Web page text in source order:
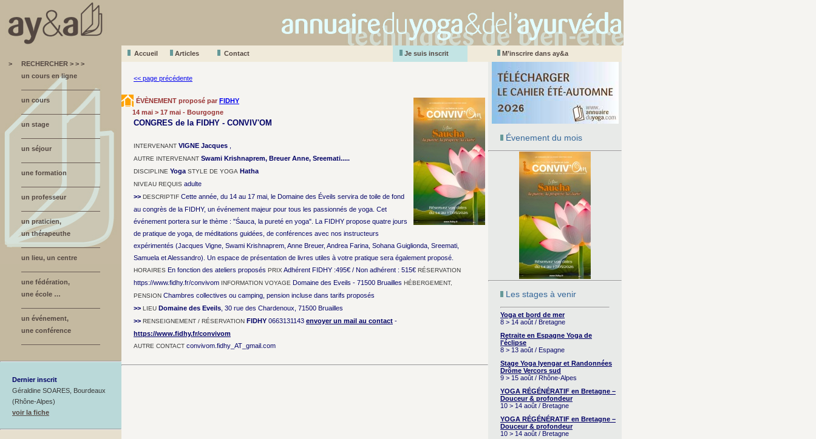
Accueil Articles Contact Je suis inscrit
M’inscrire dans ay&a
>
RECHERCHER > > >
un cours en ligne
un cours
un stage
un séjour
une formation
un professeur
un praticien,
un thérapeuthe
un lieu, un centre
une fédération,
une école …
un événement,
une conférence
Dernier inscrit
Géraldine SOARES, Bourdeaux
(Rhône-Alpes)
voir la fiche
Évenement du mois
Les stages à venir
Yoga et bord de mer
8 > 14 août / Bretagne
Retraite en Espagne Yoga de
l'éclipse
8 > 13 août / Espagne
Stage Yoga Iyengar et Randonnées
Drôme Vercors sud
9 > 15 août / Rhône-Alpes
YOGA RÉGÉNÉRATIF en Bretagne –
Douceur & profondeur
10 > 14 août / Bretagne
YOGA RÉGÉNÉRATIF en Bretagne –
Douceur & profondeur
10 > 14 août / Bretagne
<< page précédente
ÉVÈNEMENT proposé par FIDHY
14 mai > 17 mai - Bourgogne
CONGRES de la FIDHY - CONVIV'OM
INTERVENANT VIGNE Jacques
AUTRE INTERVENANT Swami Krishnaprem, Breuer Anne, Sreemati.....
DISCIPLINE Yoga STYLE DE YOGA Hatha
NIVEAU REQUIS adulte
>> DESCRIPTIF Cette année, du 14 au 17 mai, le Domaine des Éveils servira de toile de fond
au congrès de la FIDHY, un événement majeur pour tous les passionnés de yoga. Cet
événement portera sur le thème : "Śauca, la pureté en yoga". La FIDHY propose quatre jours
de pratique de yoga, de méditations guidées, de conférences avec nos instructeurs
expérimentés (Jacques Vigne, Swami Krishnaprem, Anne Breuer, Andrea Farina, Sohana Guiglionda, Sreemati,
Samuela et Alessandro). Un espace de présentation de livres utiles à votre pratique sera également proposé.
HORAIRES En fonction des ateliers proposés PRIX Adhérent FIDHY :495€ / Non adhérent : 515€ RÉSERVATION
https://www.fidhy.fr/convivom INFORMATION VOYAGE Domaine des Eveils - 71500 Bruailles HÉBERGEMENT,
PENSION Chambres collectives ou camping, pension incluse dans tarifs proposés
>> LIEU Domaine des Eveils , 30 rue des Chardenoux, 71500 Bruailles
>> RENSEIGNEMENT / RÉSERVATION FIDHY 0663131143 envoyer un mail au contact -
https://www.fidhy.fr/convivom
AUTRE CONTACT convivom.fidhy_AT_gmail.com